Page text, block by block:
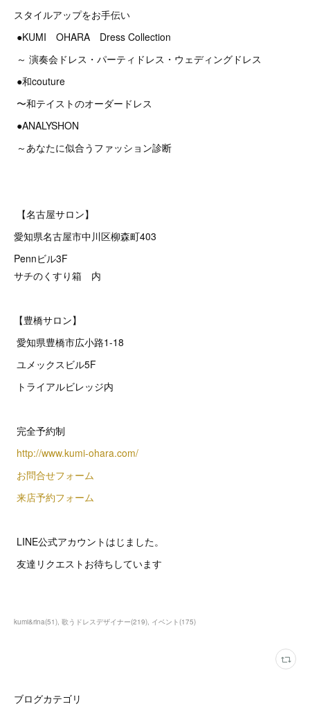
スタイルアップをお手伝い
●KUMI OHARA Dress Collection
～ 演奏会ドレス・パーティドレス・ウェディングドレス
●和couture
〜和テイストのオーダードレス
●ANALYSHON
～あなたに似合うファッション診断
【名古屋サロン】
愛知県名古屋市中川区柳森町403
Pennビル3F
サチのくすり箱 内
【豊橋サロン】
愛知県豊橋市広小路1-18
ユメックスビル5F
トライアルビレッジ内
完全予約制
http://www.kumi-ohara.com/
お問合せフォーム
来店予約フォーム
LINE公式アカウントはじました。
友達リクエストお待ちしています
kumi&rina(51) 歌うドレスデザイナー(219) イベント(175)
ブログカテゴリ